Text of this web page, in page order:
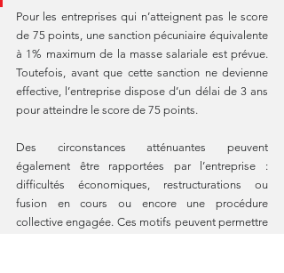
Pour les entreprises qui n’atteignent pas le score
de 75 points, une sanction pécuniaire équivalente
à 1% maximum de la masse salariale est prévue.
Toutefois, avant que cette sanction ne devienne
effective, l’entreprise dispose d’un délai de 3 ans
pour atteindre le score de 75 points.
Des circonstances atténuantes peuvent
également être rapportées par l’entreprise :
difficultés économiques, restructurations ou
fusion en cours ou encore une procédure
collective engagée. Ces motifs peuvent permettre